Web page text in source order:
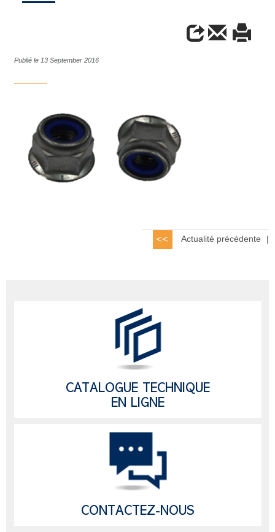
Publié le 13 September 2016
Actualité précédente |
CATALOGUE TECHNIQUE
EN LIGNE
CONTACTEZ-NOUS